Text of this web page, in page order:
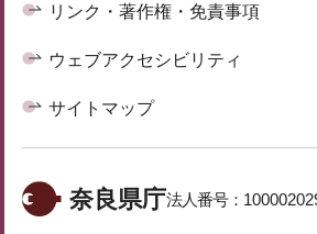
リンク・著作権・免責事項
ウェブアクセシビリティ
サイトマップ
奈良県庁法人番号：